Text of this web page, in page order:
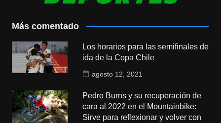
Más comentado
Los horarios para las semifinales de
ida de la Copa Chile
agosto 12, 2021
Pedro Burns y su recuperación de
cara al 2022 en el Mountainbike:
Sirve para reflexionar y volver con